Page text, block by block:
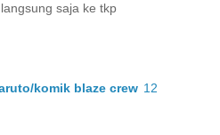
saja ke tkp
komik blaze crew 12